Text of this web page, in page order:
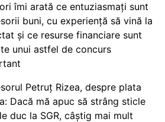
îmi arată ce entuziasmați sunt
buni, cu experiență să vină la
și ce resurse financiare sunt
unui astfel de concurs
Petruț Rizea, despre plata
Dacă mă apuc să strâng sticle
duc la SGR, câștig mai mult